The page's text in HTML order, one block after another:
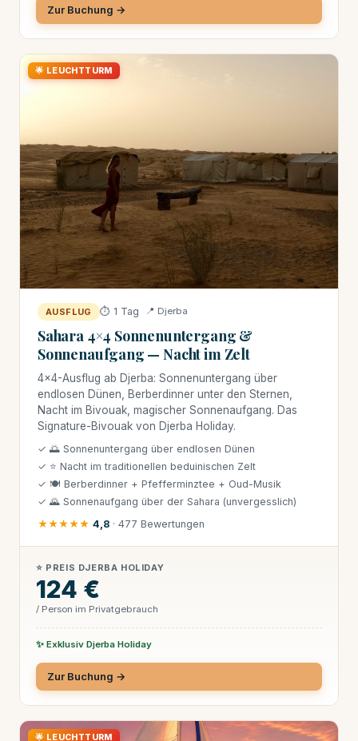
Zur Buchung →
🌟 LEUCHTTURM
AUSFLUG ⏱ 1 Tag 📍 Djerba
Sahara 4×4 Sonnenuntergang &
Sonnenaufgang — Nacht im Zelt
4×4-Ausflug ab Djerba: Sonnenuntergang über
endlosen Dünen, Berberdinner unter den Sternen,
Nacht im Bivouak, magischer Sonnenaufgang. Das
Signature-Bivouak von Djerba Holiday.
✓ 🌅 Sonnenuntergang über endlosen Dünen
✓ ⭐ Nacht im traditionellen beduinischen Zelt
✓ 🍽 Berberdinner + Pfefferminztee + Oud-Musik
✓ 🌄 Sonnenaufgang über der Sahara (unvergesslich)
★★★★★ 4,8 · 477 Bewertungen
⭐ PREIS DJERBA HOLIDAY
124 €
/ Person im Privatgebrauch
✨ Exklusiv Djerba Holiday
Zur Buchung →
🌟 LEUCHTTURM